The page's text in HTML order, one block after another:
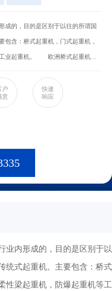
的，目的是区别于以往的所谓国
包含：桥式起重机，门式起重机，
业起重机。 欧洲桥式起重机，
物料物体在立体空间搬运，欧式起
重量轻，轮压小的特点。与传统起
离小，净空高度低，长丰起重机更
加了现有厂房的有效工作空间。由
房空间可以设计的更小，功能更
以及长期供热、空调及其他维护费
特点 主梁部分 1、 主梁采用
、 钢板材料为国内通用钢材
国家标准； 5、 与我国传统有
接成型，成型后的端梁在数控机床
确保民族尺寸精度和配合公差;
户
意
快速
响应
内形成的，目的是区别于以
统式起重机。主要包含：桥式
性梁起重机，防爆起重机等工